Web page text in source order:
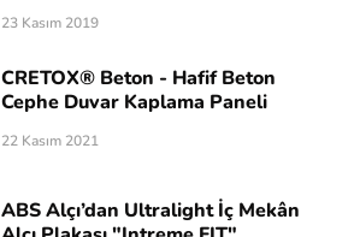
23 Kasım 2019
CRETOX® Beton - Hafif Beton
Cephe Duvar Kaplama Paneli
22 Kasım 2021
ABS Alçı’dan Ultralight İç Mekân